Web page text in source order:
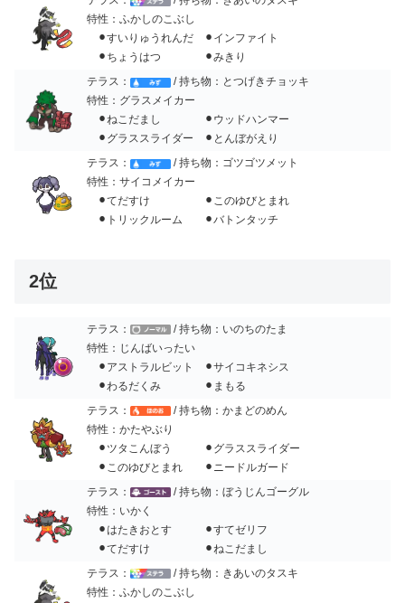
特性：ふかしのこぶし
⚫︎すいりゅうれんだ ⚫︎インファイト
⚫︎ちょうはつ ⚫︎みきり
テラス：
/ 持ち物：とつげきチョッキ
特性：グラスメイカー
⚫︎ねこだまし ⚫︎ウッドハンマー
⚫︎グラススライダー ⚫︎とんぼがえり
テラス：
/ 持ち物：ゴツゴツメット
特性：サイコメイカー
⚫︎てだすけ ⚫︎このゆびとまれ
⚫︎トリックルーム ⚫︎バトンタッチ
2位
テラス：
/ 持ち物：いのちのたま
特性：じんばいったい
⚫︎アストラルビット ⚫︎サイコキネシス
⚫︎わるだくみ ⚫︎まもる
テラス：
/ 持ち物：かまどのめん
特性：かたやぶり
⚫︎ツタこんぼう ⚫︎グラススライダー
⚫︎このゆびとまれ ⚫︎ニードルガード
テラス：
/ 持ち物：ぼうじんゴーグル
特性：いかく
⚫︎はたきおとす ⚫︎すてゼリフ
⚫︎てだすけ ⚫︎ねこだまし
テラス：
/ 持ち物：きあいのタスキ
特性：ふかしのこぶし